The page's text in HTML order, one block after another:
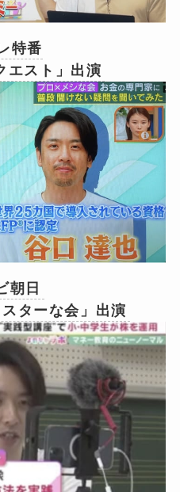
特番
エスト」出演
スターな会
朝日
スターな会」出演